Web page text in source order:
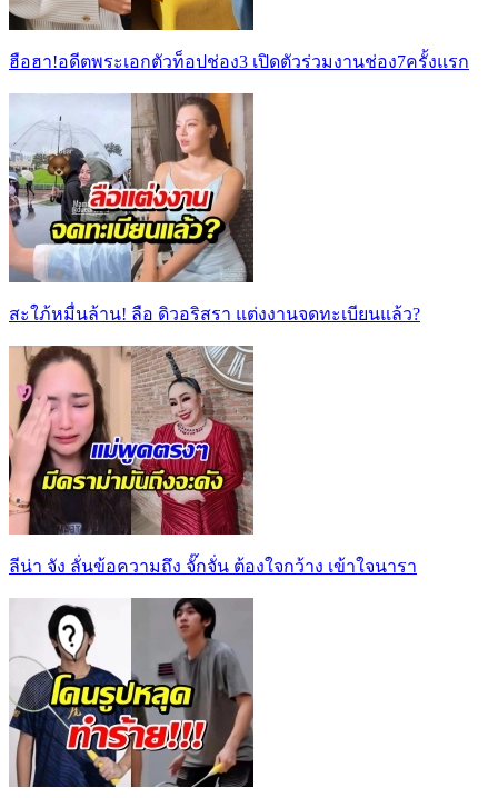
ฮือฮา!อดีตพระเอกตัวท็อปช่อง3 เปิดตัวร่วมงานช่อง7ครั้งแรก
สะใภ้หมื่นล้าน! ลือ ดิวอริสรา แต่งงานจดทะเบียนแล้ว?
ลีน่า จัง ลั่นข้อความถึง จั๊กจั่น ต้องใจกว้าง เข้าใจนารา